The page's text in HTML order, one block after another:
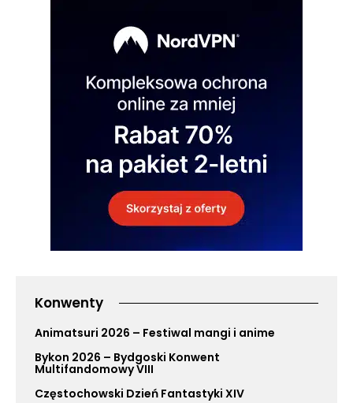
Konwenty
Animatsuri 2026 – Festiwal mangi i anime
Bykon 2026 – Bydgoski Konwent
Multifandomowy VIII
Częstochowski Dzień Fantastyki XIV